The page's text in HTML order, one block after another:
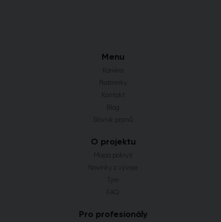
Menu
Kariéra
Podmínky
Kontakt
Blog
Slovník pojmů
O projektu
Mapa pokrytí
Novinky z vývoje
Tým
FAQ
Pro profesionály